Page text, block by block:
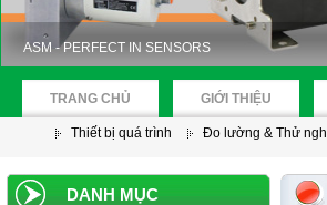
ASM - PERFECT IN SENSORS
TRANG CHỦ GIỚI THIỆU
Thiết bị quá trình Đo lường & Thử
DANH MỤC